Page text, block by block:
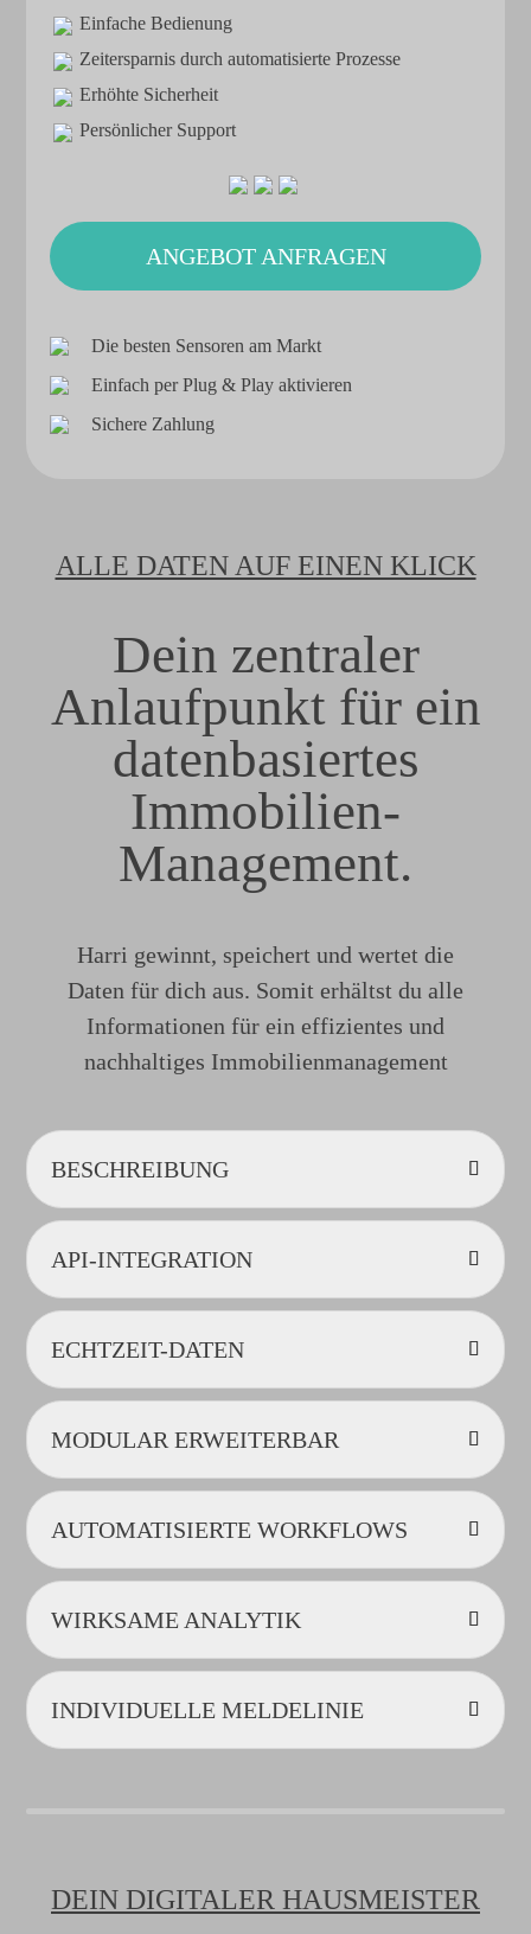
Einfache Bedienung
Zeitersparnis durch automatisierte Prozesse
Erhöhte Sicherheit
Persönlicher Support
ANGEBOT ANFRAGEN
Die besten Sensoren am Markt
Einfach per Plug & Play aktivieren
Sichere Zahlung
ALLE DATEN AUF EINEN KLICK
Dein zentraler
Anlaufpunkt für ein
datenbasiertes
Immobilien-
Management.
Harri gewinnt, speichert und wertet die
Daten für dich aus. Somit erhältst du alle
Informationen für ein effizientes und
nachhaltiges Immobilienmanagement
BESCHREIBUNG
API-INTEGRATION
ECHTZEIT-DATEN
MODULAR ERWEITERBAR
AUTOMATISIERTE WORKFLOWS
WIRKSAME ANALYTIK
INDIVIDUELLE MELDELINIE
DEIN DIGITALER HAUSMEISTER